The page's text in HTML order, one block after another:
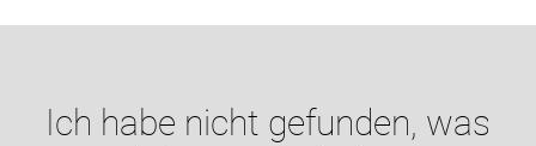
Ich habe nicht gefunden, was